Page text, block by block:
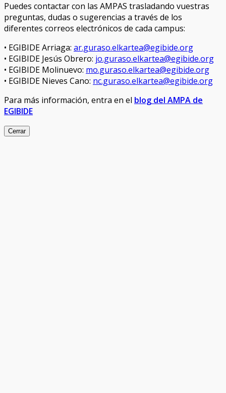
Puedes contactar con las AMPAS trasladando vuestras
preguntas, dudas o sugerencias a través de los
diferentes correos electrónicos de cada campus:
• EGIBIDE Arriaga: ar.guraso.elkartea@egibide.org
• EGIBIDE Jesús Obrero: jo.guraso.elkartea@egibide.org
• EGIBIDE Molinuevo: mo.guraso.elkartea@egibide.org
• EGIBIDE Nieves Cano: nc.guraso.elkartea@egibide.org
Para más información, entra en el blog del AMPA de
EGIBIDE
Cerrar